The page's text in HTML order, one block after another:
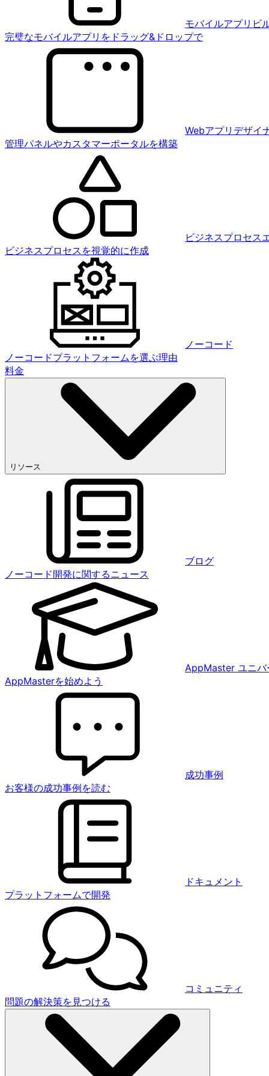
モバイルアプリビ
完璧なモバイルアプリをドラッグ&ドロップで
Webアプリデザイ
管理パネルやカスタマーポータルを構築
ビジネスプロセス
ビジネスプロセスを視覚的に作成
ノーコード
ノーコードプラットフォームを選ぶ理由
料金
リソース
ブログ
ノーコード開発に関するニュース
AppMaster ユニバ
AppMasterを始めよう
成功事例
お客様の成功事例を読む
ドキュメント
プラットフォームで開発
コミュニティ
問題の解決策を見つける